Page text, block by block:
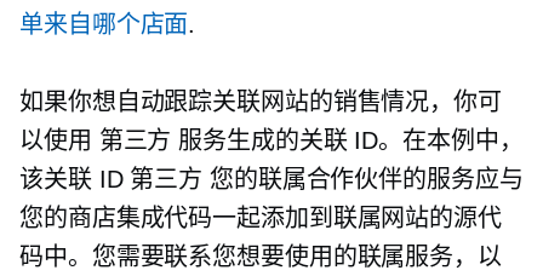
单来自哪个店面.
如果你想自动跟踪关联网站的销售情况，你可
以使用 第三方 服务生成的关联 ID。在本例中，
该关联 ID 第三方 您的联属合作伙伴的服务应与
您的商店集成代码一起添加到联属网站的源代
码中。您需要联系您想要使用的联属服务，以